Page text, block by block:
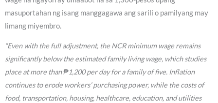
masuportahan ng isang manggagawa ang sarili o pamilyang may
limang miyembro.
“Even with the full adjustment, the NCR minimum wage remains
significantly below the estimated family living wage, which studies
place at more than ₱1,200 per day for a family of five. Inflation
continues to erode workers’ purchasing power, while the costs of
food, transportation, housing, healthcare, education, and utilities